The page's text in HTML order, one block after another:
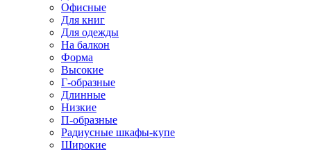
Офисные
Для книг
Для одежды
На балкон
Форма
Высокие
Г-образные
Длинные
Низкие
П-образные
Радиусные шкафы-купе
Широкие